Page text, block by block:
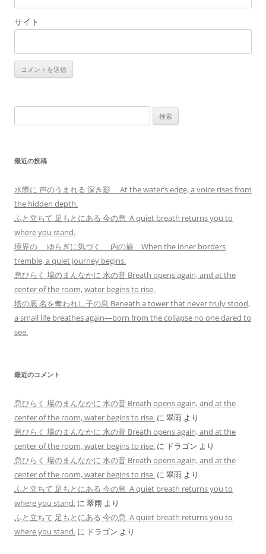
サイト
索:
最近の投稿
水際に 声のうまれる 深き影 At the water’s edge, a voice rises from
the hidden depth.
ふと立ちて 足もとにある 今の息 A quiet breath returns you to
where you stand.
境界の ゆらぎに気づく 内の旅 When the inner borders
tremble, a quiet journey begins.
息ひらく 場のまんなかに 水の音 Breath opens again, and at the
center of the room, water begins to rise.
塔の底 名を奪われし子の息 Beneath a tower that never truly stood,
a small life breathes again—born from the collapse no one dared to
see.
最近のコメント
息ひらく 場のまんなかに 水の音 Breath opens again, and at the
center of the room, water begins to rise. に 翠雨 より
息ひらく 場のまんなかに 水の音 Breath opens again, and at the
center of the room, water begins to rise. に ドラゴン より
息ひらく 場のまんなかに 水の音 Breath opens again, and at the
center of the room, water begins to rise. に 翠雨 より
ふと立ちて 足もとにある 今の息 A quiet breath returns you to
where you stand. に 翠雨 より
ふと立ちて 足もとにある 今の息 A quiet breath returns you to
where you stand. に ドラゴン より